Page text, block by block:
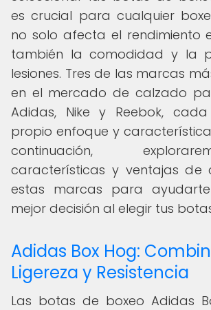
es crucial para cualquier
no solo afecta el rendimiento
también la comodidad y la
lesiones. Tres de las marcas
en el mercado de calzado
Adidas, Nike y Reebok,
propio enfoque y
continuación,
características y ventajas
estas marcas para
mejor decisión al elegir tus
Adidas Box Hog:
Ligereza y Resistencia
Las botas de boxeo Adidas